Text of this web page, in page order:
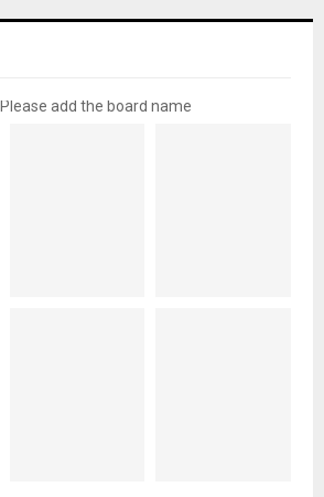
add the board name